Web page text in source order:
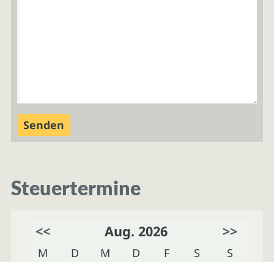
Steuertermine
<< Aug. 2026 >>
M D M D F S
S